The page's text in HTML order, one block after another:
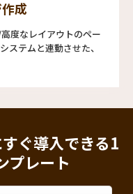
成
度なレイアウトのペー
ステムと連動させた、
ぐ導入できる1
プレート